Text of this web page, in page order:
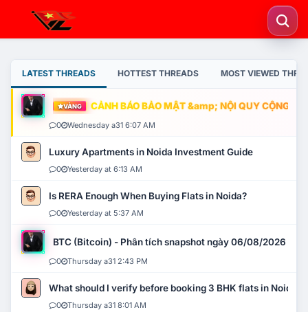
LATEST THREADS HOTTEST THREADS MOST VIEWED
VÀNG CẢNH BÁO BẢO MẬT &amp; NỘI QUY CỘNG
0 Wednesday a31 6:07 AM
Luxury Apartments in Noida Investment Guide
0 Yesterday at 6:13 AM
Is RERA Enough When Buying Flats in Noida?
0 Yesterday at 5:37 AM
BTC (Bitcoin) - Phân tích snapshot ngày 06/08/2026
0 Thursday a31 2:43 PM
What should I verify before booking 3 BHK flats in Noida?
0 Thursday a31 8:01 AM